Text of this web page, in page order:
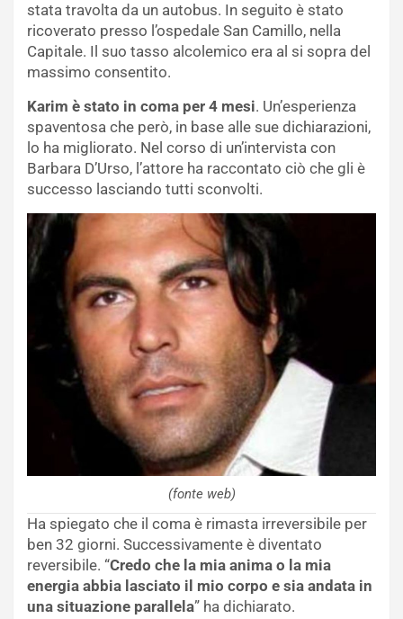
stata travolta da un autobus. In seguito è stato
ricoverato presso l’ospedale San Camillo, nella
Capitale. Il suo tasso alcolemico era al si sopra del
massimo consentito.
Karim è stato in coma per 4 mesi. Un’esperienza
spaventosa che però, in base alle sue dichiarazioni,
lo ha migliorato. Nel corso di un’intervista con
Barbara D’Urso, l’attore ha raccontato ciò che gli è
successo lasciando tutti sconvolti.
(fonte web)
Ha spiegato che il coma è rimasta irreversibile per
ben 32 giorni. Successivamente è diventato
reversibile. “Credo che la mia anima o la mia
energia abbia lasciato il mio corpo e sia andata in
una situazione parallela” ha dichiarato.